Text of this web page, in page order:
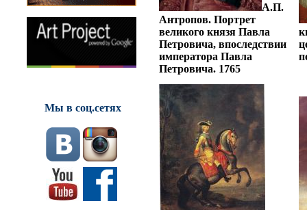
Мы в соц.сетях
А.П.
Антропов. Портрет
великого князя Павла
Петровича, впоследствии
императора Павла
Петровича. 1765